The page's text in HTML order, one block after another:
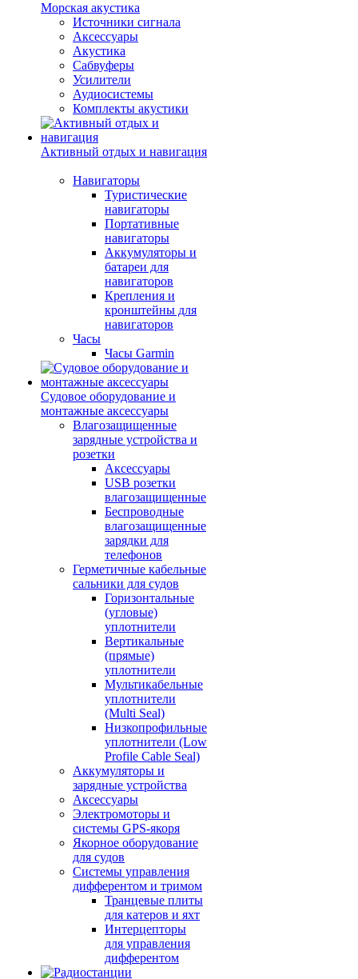
Морская акустика
Источники сигнала
Аксессуары
Акустика
Сабвуферы
Усилители
Аудиосистемы
Комплекты акустики
Активный отдых и навигация
Навигаторы
Туристические
навигаторы
Портативные
навигаторы
Аккумуляторы и
батареи для
навигаторов
Крепления и
кронштейны для
навигаторов
Часы
Часы Garmin
Судовое оборудование и
монтажные аксессуары
Влагозащищенные
зарядные устройства и
розетки
Аксессуары
USB розетки
влагозащищенные
Беспроводные
влагозащищенные
зарядки для
телефонов
Герметичные кабельные
сальники для судов
Горизонтальные
(угловые)
уплотнители
Вертикальные
(прямые)
уплотнители
Мультикабельные
уплотнители
(Multi Seal)
Низкопрофильные
уплотнители (Low
Profile Cable Seal)
Аккумуляторы и
зарядные устройства
Аксессуары
Электромоторы и
системы GPS-якоря
Якорное оборудование
для судов
Системы управления
дифферентом и тримом
Транцевые плиты
для катеров и яхт
Интерцепторы
для управления
дифферентом